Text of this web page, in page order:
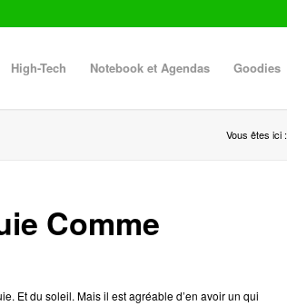
High-Tech Notebook et Agendas Goodies
Vous êtes ici :
Comme
Et du soleil. Mais il est agréable d’en avoir un qui